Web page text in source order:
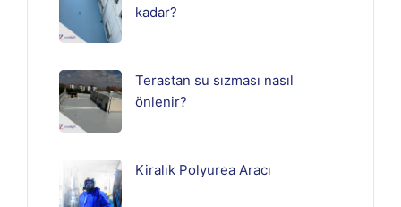
kadar?
Terastan su sızması nasıl
önlenir?
Kiralık Polyurea Aracı